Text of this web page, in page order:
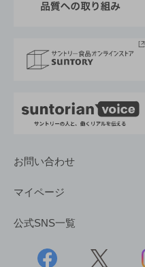
採用情報
お問い合わせ
マイページ
公式SNS一覧